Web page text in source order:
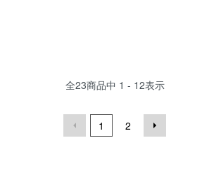
全23商品中 1 - 12表示
1 2